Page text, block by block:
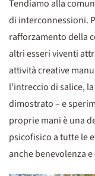
Tendiamo alla
di interconnessioni.
rafforzamento della
altri esseri viventi
attività creative
l’intreccio di salice,
dimostrato – e
proprie mani è una
psicofisico a tutte le
anche benevolenza